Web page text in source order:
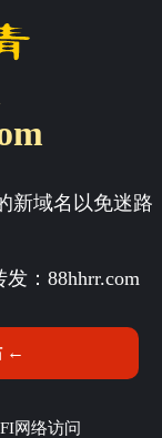
新域名以免迷路
： 88hhrr.com
←
网络访问